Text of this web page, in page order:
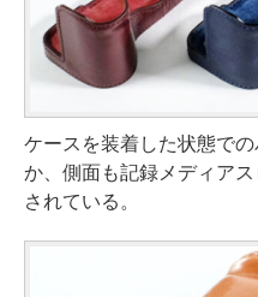
ケースを装着した状態で
か、側面も記録メディア
されている。